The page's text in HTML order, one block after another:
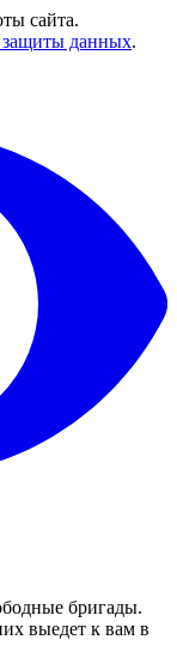
сайта.
данных.
бригады.
выедет к вам в